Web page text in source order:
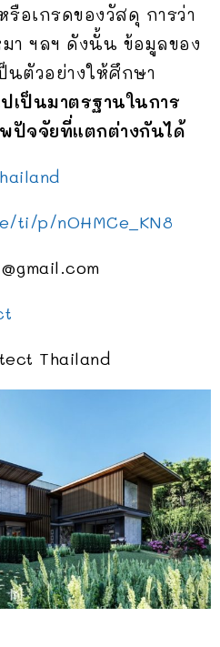
อเกรดของวัสดุ การว่า
า ฯลฯ ดังนั้น ข้อมูลของ
นตัวอย่างให้ศึกษา
เป็นมาตรฐานในการ
ปัจจัยที่แตกต่างกันได้
ti/p/nOHMCe_KN8
Thailand